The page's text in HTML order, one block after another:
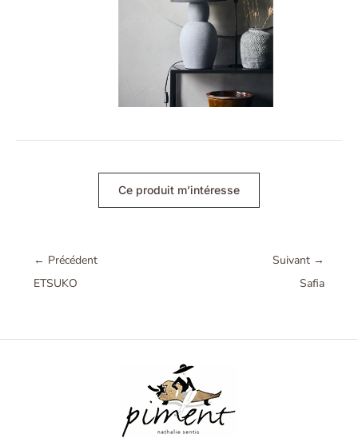
Ce produit m’intéresse
← Précédent
ETSUKO
Suivant →
Safia